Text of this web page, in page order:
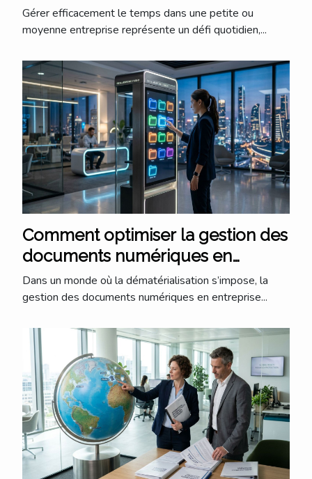
Gérer efficacement le temps dans une petite ou
moyenne entreprise représente un défi quotidien,...
Comment optimiser la gestion des
documents numériques en
entreprise ?
Dans un monde où la dématérialisation s’impose, la
gestion des documents numériques en entreprise...